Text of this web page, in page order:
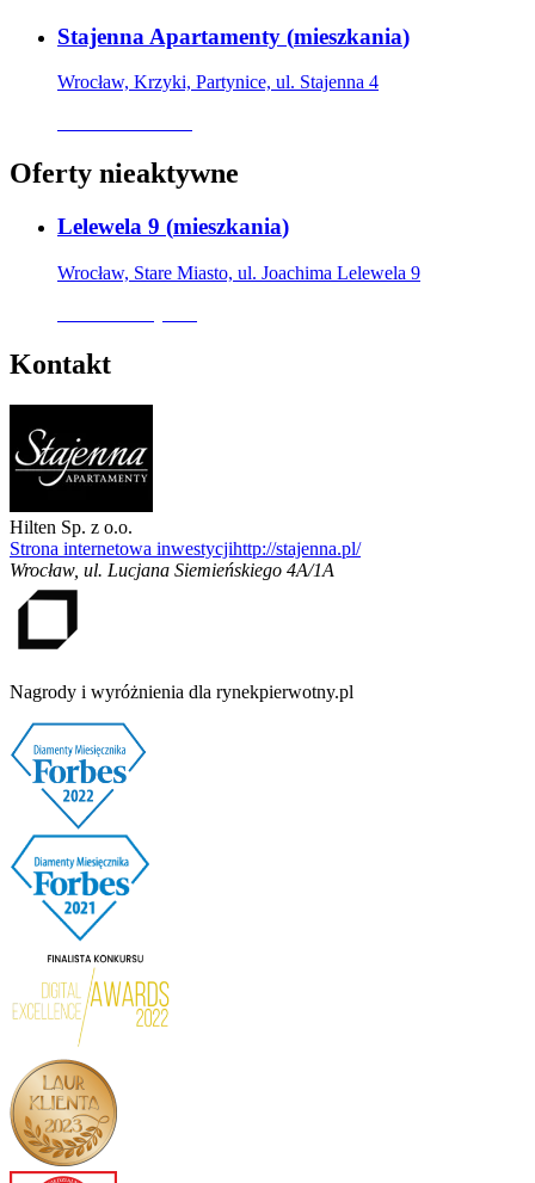
Stajenna Apartamenty (mieszkania)
Wrocław, Krzyki, Partynice, ul. Stajenna 4
Oferty nieaktywne
Lelewela 9 (mieszkania)
Wrocław, Stare Miasto, ul. Joachima Lelewela 9
Kontakt
Hilten Sp. z o.o.
Strona internetowa inwestycjihttp://stajenna.pl/
Wrocław, ul. Lucjana Siemieńskiego 4A/1A
Nagrody i wyróżnienia dla rynekpierwotny.pl